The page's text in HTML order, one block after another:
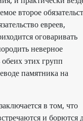
второе
евреев,
оговаривать
неверное
этих групп
памятника на
в том, что
и борются